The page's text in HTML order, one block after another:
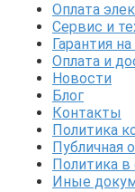
Оплата
Сервис и
Гарантия
Оплата и
Новости
Блог
Контакты
Политика
Публичная
Политика
Иные